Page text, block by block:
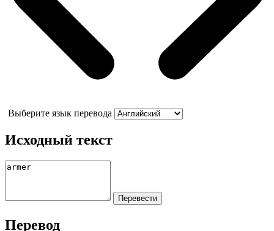
Выберите язык перевода
Исходный текст
Перевод